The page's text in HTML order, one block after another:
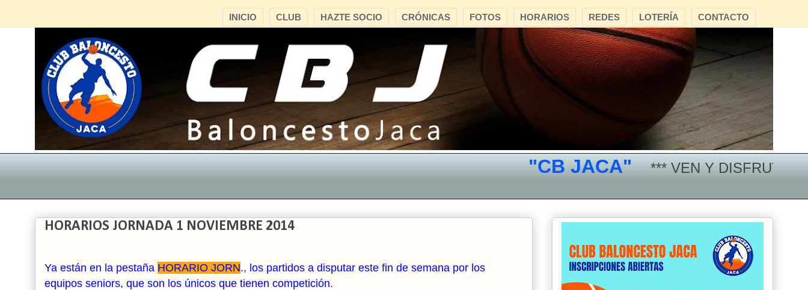
CONTACTO
LOTERÍA
REDES
HORARIOS
FOTOS
CRÓNICAS
HAZTE SOCIO
CLUB
INICIO
"CB JACA" *** VEN Y DISFRUTA DEL
HORARIOS JORNADA 1 NOVIEMBRE 2014
Ya están en la pestaña HORARIO JORN., los partidos a disputar este fin de semana por los
equipos seniors, que son los únicos que tienen competición.